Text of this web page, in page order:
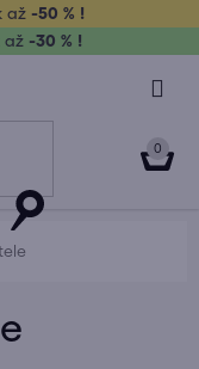
až-50 % !
až -30 % !